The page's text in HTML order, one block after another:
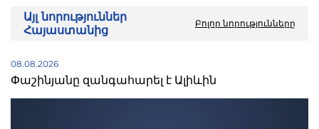
Այլ նորություններ
Հայաստանից
Բոլոր նորությունները
08.08.2026
Փաշինյանը զանգահարել է Ալիևին